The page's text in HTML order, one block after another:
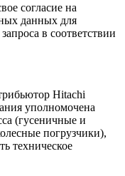
согласие на
данных для
в соответствии
Hitachi
уполномочена
(гусеничные и
погрузчики),
техническое